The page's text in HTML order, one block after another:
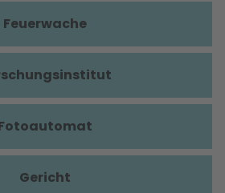
Feuerwache
Gericht